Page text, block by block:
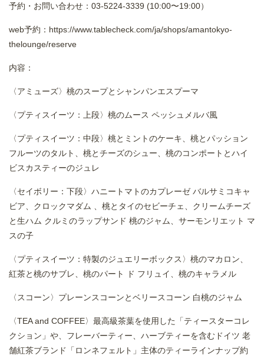
予約・お問い合わせ：03-5224-3339 (10:00〜19:00）
web予約： https://www.tablecheck.com/ja/shops/amantokyo-
thelounge/reserve
内容：
〈アミューズ〉桃のスープとシャンパンエスプーマ
〈プティスイーツ：上段〉桃のムース ペッシュメルバ風
〈プティスイーツ：中段〉桃とミントのケーキ、桃とパッション
フルーツのタルト、桃とチーズのシュー、桃のコンポートとハイ
ビスカスティーのジュレ
〈セイボリー：下段〉ハニートマトのカプレーゼ バルサミコキャ
ビア、クロックマダム 、桃とタイのセビーチェ、クリームチーズ
と生ハム クルミのラップサンド 桃のジャム、サーモンリエット マ
スの子
〈プティスイーツ：特製のジュエリーボックス〉桃のマカロン、
紅茶と桃のサブレ、桃のパート ド フリュイ、桃のキャラメル
〈スコーン〉プレーンスコーンとベリースコーン 白桃のジャム
〈TEA and COFFEE〉最高級茶葉を使用した「ティースターコレ
クション」や、フレーバーティー、ハーブティーを含むドイツ 老
舗紅茶ブランド「ロンネフェルト」主体のティーラインナップ約